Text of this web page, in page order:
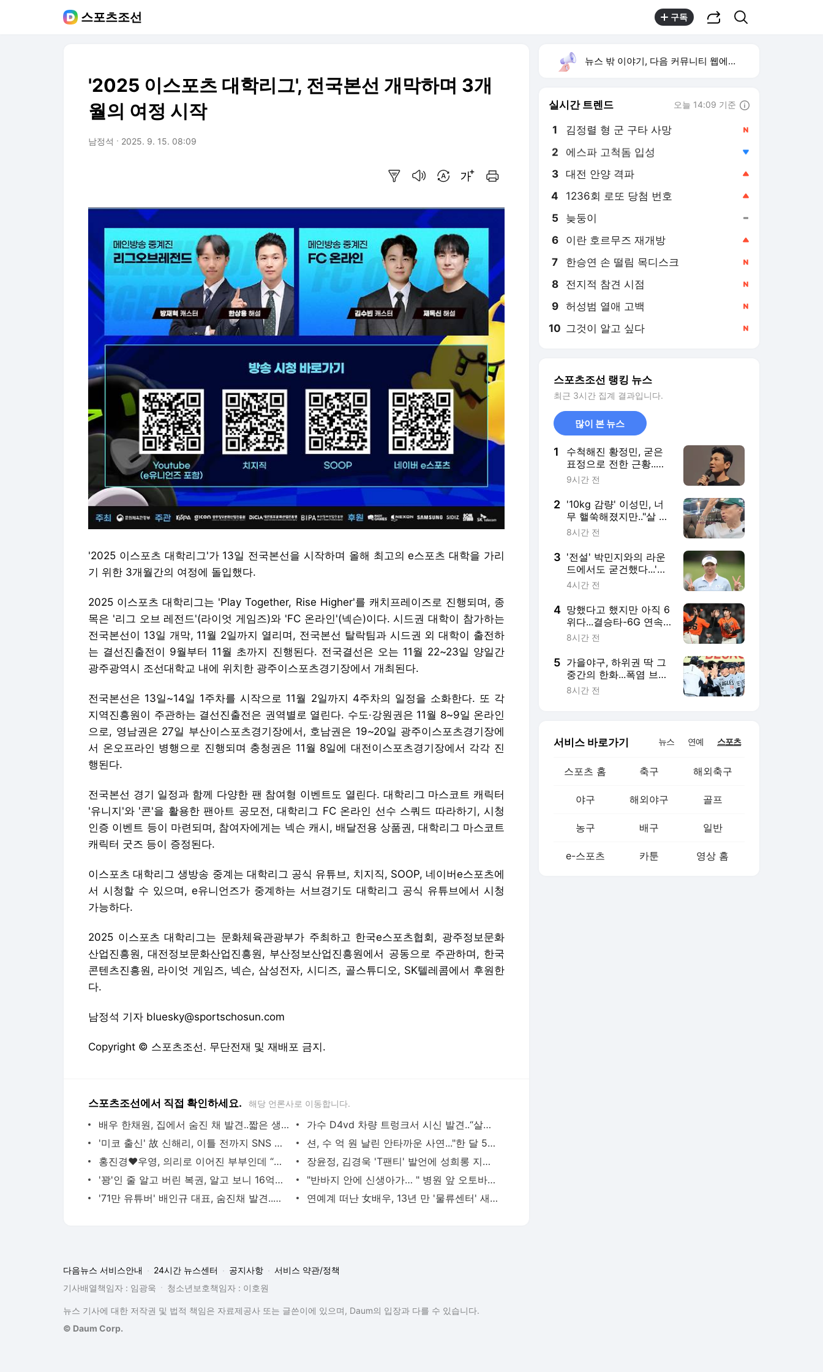
스포츠조선 구독
'2025 이스포츠 대학리그', 전국본선 개막하며 3개
월의 여정 시작
남정석 2025. 9. 15. 08:09
'2025 이스포츠 대학리그'가 13일 전국본선을 시작하며 올해 최고의 e스포츠 대학을 가리
기 위한 3개월간의 여정에 돌입했다.
2025 이스포츠 대학리그는 'Play Together, Rise Higher'를 캐치프레이즈로 진행되며, 종
목은 '리그 오브 레전드'(라이엇 게임즈)와 'FC 온라인'(넥슨)이다. 시드권 대학이 참가하는
전국본선이 13일 개막, 11월 2일까지 열리며, 전국본선 탈락팀과 시드권 외 대학이 출전하
는 결선진출전이 9월부터 11월 초까지 진행된다. 전국결선은 오는 11월 22~23일 양일간
광주광역시 조선대학교 내에 위치한 광주이스포츠경기장에서 개최된다.
전국본선은 13일~14일 1주차를 시작으로 11월 2일까지 4주차의 일정을 소화한다. 또 각
지역진흥원이 주관하는 결선진출전은 권역별로 열린다. 수도·강원권은 11월 8~9일 온라인
으로, 영남권은 27일 부산이스포츠경기장에서, 호남권은 19~20일 광주이스포츠경기장에
서 온오프라인 병행으로 진행되며 충청권은 11월 8일에 대전이스포츠경기장에서 각각 진
행된다.
전국본선 경기 일정과 함께 다양한 팬 참여형 이벤트도 열린다. 대학리그 마스코트 캐릭터
'유니지'와 '콘'을 활용한 팬아트 공모전, 대학리그 FC 온라인 선수 스쿼드 따라하기, 시청
인증 이벤트 등이 마련되며, 참여자에게는 넥슨 캐시, 배달전용 상품권, 대학리그 마스코트
캐릭터 굿즈 등이 증정된다.
이스포츠 대학리그 생방송 중계는 대학리그 공식 유튜브, 치지직, SOOP, 네이버e스포츠에
서 시청할 수 있으며, e유니언즈가 중계하는 서브경기도 대학리그 공식 유튜브에서 시청
가능하다.
2025 이스포츠 대학리그는 문화체육관광부가 주최하고 한국e스포츠협회, 광주정보문화
산업진흥원, 대전정보문화산업진흥원, 부산정보산업진흥원에서 공동으로 주관하며, 한국
콘텐츠진흥원, 라이엇 게임즈, 넥슨, 삼성전자, 시디즈, 골스튜디오, SK텔레콤에서 후원한
다.
남정석 기자 bluesky@sportschosun.com
Copyright © 스포츠조선. 무단전재 및 재배포 금지.
스포츠조선에서 직접 확인하세요. 해당 언론사로 이동합니다.
배우 한채원, 집에서 숨진 채 발견..짧은 생 마감 오늘(25일) 14주…
가수 D4vd 차량 트렁크서 시신 발견..“살인 가능성 염두”
'미코 출신' 故 신해리, 이틀 전까지 SNS 올렸는데.."외롭지 않게 …
션, 수 억 원 날린 안타까운 사연..."한 달 500㎞ 뛰는데, 앱 늦…
홍진경♥우영, 의리로 이어진 부부인데 “사실은 사기 결혼”
장윤정, 김경욱 'T팬티' 발언에 성희롱 지적 "묻지도 않았는데, 조심하라"
'꽝'인 줄 알고 버린 복권, 알고 보니 16억원 당첨
"반바지 안에 신생아가… " 병원 앞 오토바이에서 출산
'71만 유튜버' 배인규 대표, 숨진채 발견..이혼→마약 투약 혐의후 우울증 앓아
연예계 떠난 女배우, 13년 만 '물류센터' 새벽 알바 포착 "지옥 같았다"
뉴스 밖 이야기, 다음 커뮤니티 웹에서 보기
실시간 트렌드 오늘 14:09 기준
1 김정렬 형 군 구타 사망
2 에스파 고척돔 입성
3 대전 안양 격파
4 1236회 로또 당첨 번호
5 늦둥이
6 이란 호르무즈 재개방
7 한승연 손 떨림 목디스크
8 전지적 참견 시점
9 허성범 열애 고백
10 그것이 알고 싶다
스포츠조선 랭킹 뉴스
최근 3시간 집계 결과입니다.
많이 본 뉴스
1
수척해진 황정민, 굳은
표정으로 전한 근황..영
화 ‘호프’ 홍보는 멈추지
9시간 전
2 '10kg 감량' 이성민, 너
무 핼쑥해졌지만.."살 빠
지니 혈액 검사 결과 모
8시간 전
3 '전설' 박민지와의 라운
드에서도 굳건했다...'신
데렐라' 탄생 눈앞 "반드
각보다" [제주 현장]
4시간 전
4 망했다고 했지만 아직 6
위다...결승타-6G 연속
안타 폭발, 이정후 다시
8시간 전
5 가을야구, 하위권 딱 그
중간의 한화...폭염 브레
이크 후 운명의 3연전
8시간 전
서비스 바로가기 뉴스 연예 스포츠
스포츠 홈 축구 해외축구
야구 해외야구 골프
농구 배구 일반
e-스포츠 카툰 영상 홈
다음뉴스 서비스안내 24시간 뉴스센터 공지사항
서비스 약관/정책
기사배열책임자 : 임광욱
청소년보호책임자 : 이호원
뉴스 기사에 대한 저작권 및 법적 책임은 자료제공사 또는 글쓴이에 있으며, Daum의 입장과 다를 수 있습니다.
© Daum Corp.